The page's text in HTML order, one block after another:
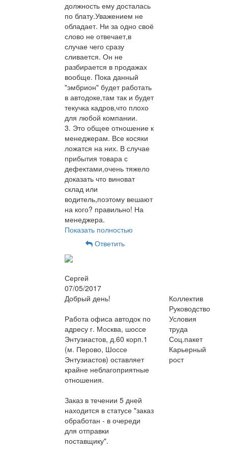
должность ему досталась
по блату.Уважением не
обладает. Ни за одно своё
слово не отвечает,в
случае чего сразу
сливается. Он не
разбирается в продажах
вообще. Пока данный
"эмбрион" будет работать
в автодоке,там так и будет
текучка кадров,что плохо
для любой компании.
3. Это общее отношение к
менеджерам. Все косяки
ложатся на них. В случае
прибытия товара с
дефектами,очень тяжело
доказать что виноват
склад или
водитель,поэтому вешают
на кого? правильно! На
менеджера.
Показать полностью
Ответить
Сергей
07/05/2017
Добрый день!
Работа офиса автодок по
адресу г. Москва, шоссе
Энтузиастов, д.60 корп.1
(м. Перово, Шоссе
Энтузиастов) оставляет
крайне неблагоприятные
отношения.
Заказ в течении 5 дней
находится в статусе "заказ
обработан - в очереди
для отправки
поставщику".
Коллектив
Руководство
Условия
труда
Соц.пакет
Карьерный
рост